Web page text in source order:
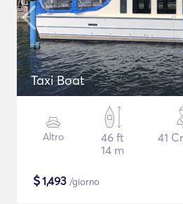
Taxi Boat
Altro
46 ft
14 m
41
$1,493 /giorno